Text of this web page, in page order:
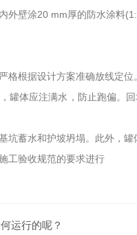
外壁涂20 mm厚的防水涂料
格根据设计方案准确放线定位
罐体应注满水，防止跑偏。
坑蓄水和护坡坍塌。此外，
工验收规范的要求进行
运行的呢？